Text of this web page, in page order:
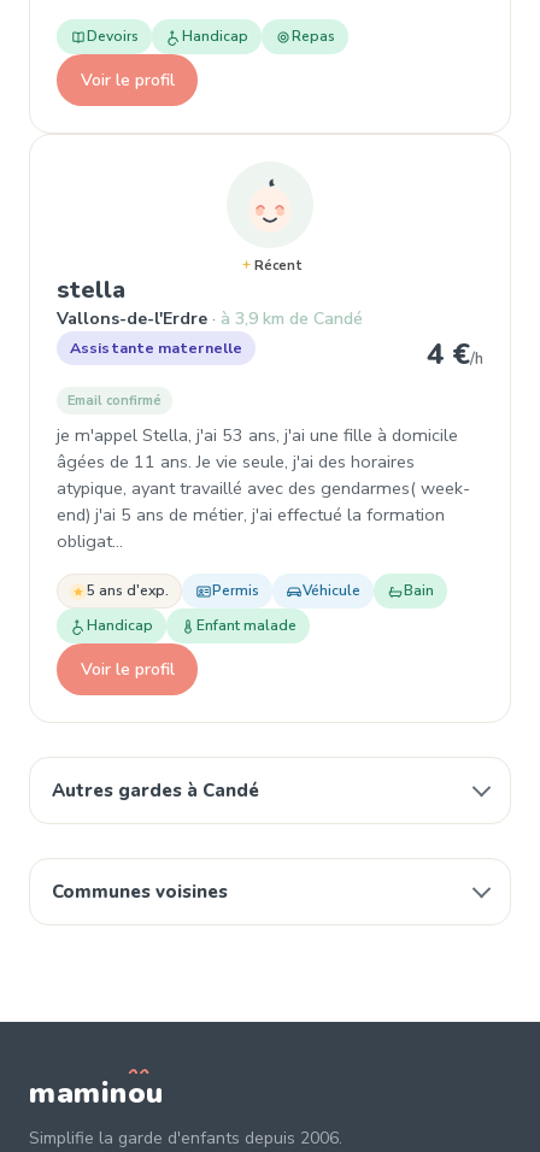
Autres gardes à Candé
Communes voisines
Devoirs Handicap Repas
Voir le profil
Récent
stella
Vallons-de-l'Erdre à 3,9 km de Candé
Assistante maternelle 4 €/h
Email confirmé
je m'appel Stella, j'ai 53 ans, j'ai une fille à domicile
âgées de 11 ans. Je vie seule, j'ai des horaires
atypique, ayant travaillé avec des gendarmes( week-
end) j'ai 5 ans de métier, j'ai effectué la formation
obligat…
5 ans d'exp. Permis Véhicule
Bain
Handicap
Enfant malade
Voir le profil
maminou
Simplifie la garde d'enfants depuis 2006.